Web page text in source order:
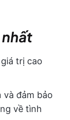
trị cao
và đảm bảo
về tình